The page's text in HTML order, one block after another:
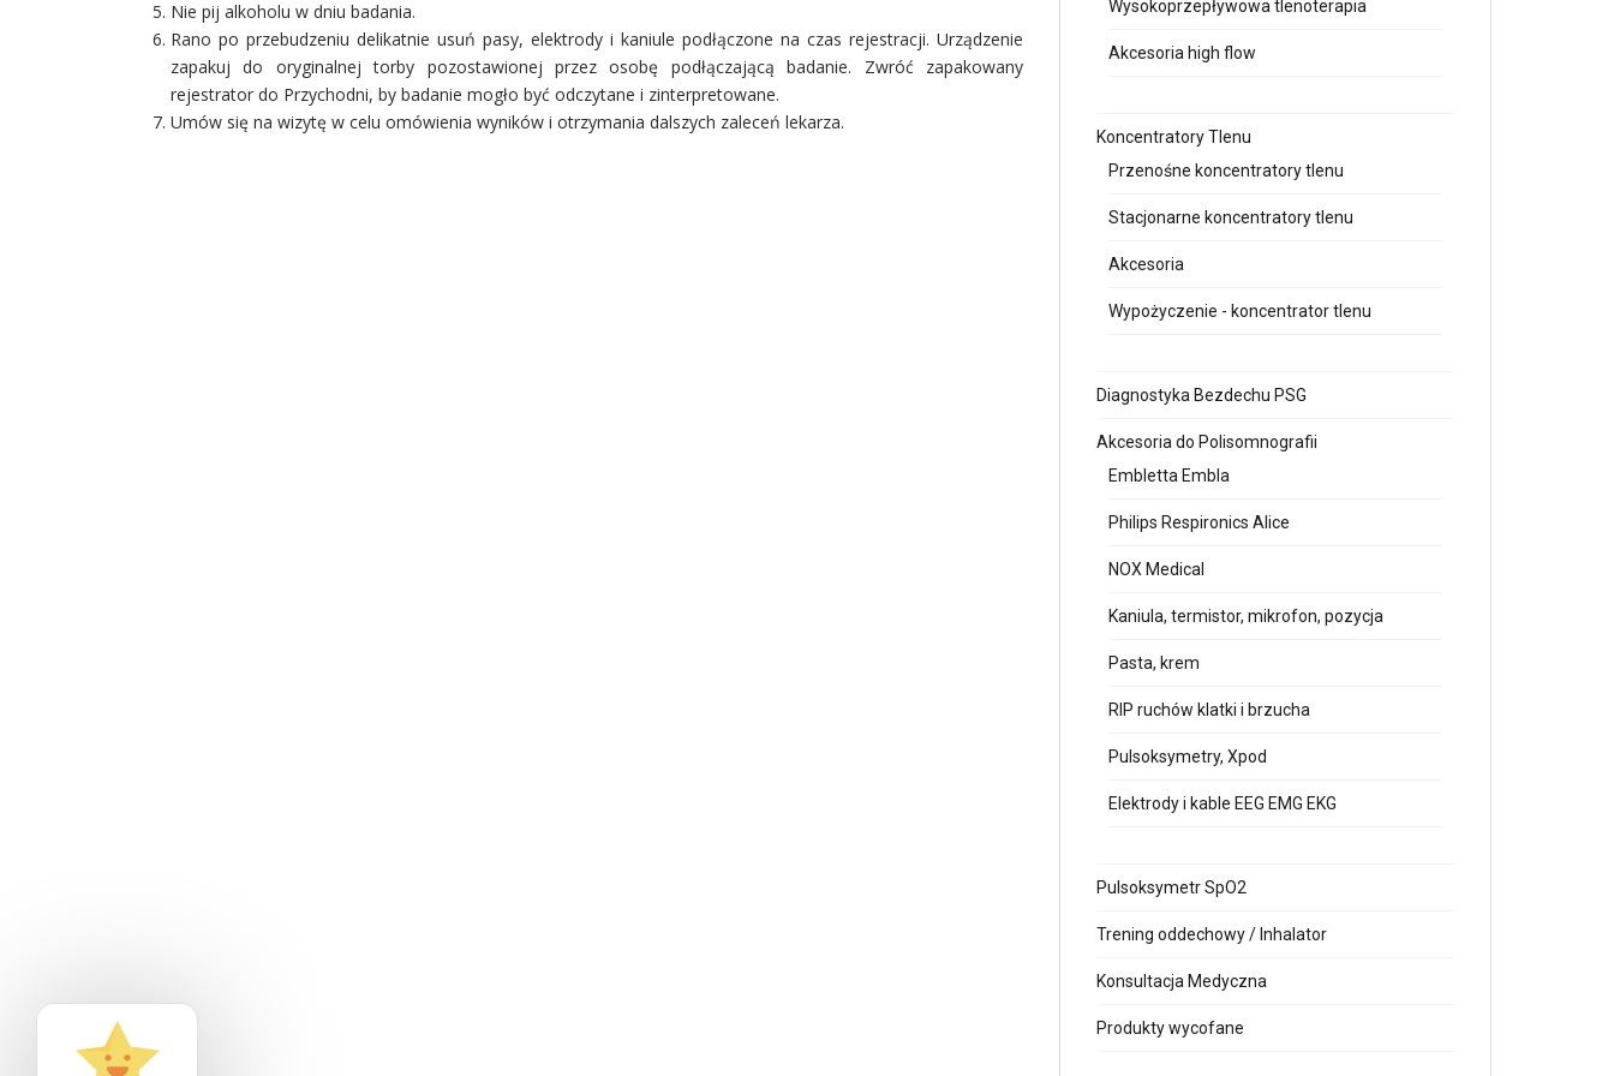
Nie pij alkoholu w dniu badania.
Rano po przebudzeniu delikatnie usuń pasy, elektrody i kaniule podłączone na czas rejestracji. Urządzenie
zapakuj do oryginalnej torby pozostawionej przez osobę podłączającą badanie. Zwróć zapakowany
rejestrator do Przychodni, by badanie mogło być odczytane i zinterpretowane.
Umów się na wizytę w celu omówienia wyników i otrzymania dalszych zaleceń lekarza.
Wysokoprzepływowa tlenoterapia
Akcesoria high flow
Koncentratory Tlenu
Przenośne koncentratory tlenu
Stacjonarne koncentratory tlenu
Akcesoria
Wypożyczenie - koncentrator tlenu
Diagnostyka Bezdechu PSG
Akcesoria do Polisomnografii
Embletta Embla
Philips Respironics Alice
NOX Medical
Kaniula, termistor, mikrofon, pozycja
Pasta, krem
RIP ruchów klatki i brzucha
Pulsoksymetry, Xpod
Elektrody i kable EEG EMG EKG
Pulsoksymetr SpO2
Trening oddechowy / Inhalator
Konsultacja Medyczna
Produkty wycofane